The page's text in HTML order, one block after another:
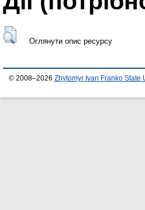
Оглянути опис ресурсу
© 2008–2026 Zhytomyr Ivan Franko State